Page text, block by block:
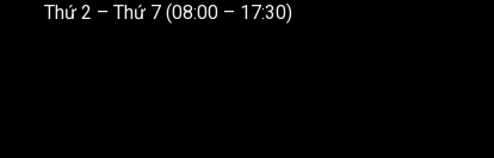
Thứ 2 – Thứ 7 (08:00 – 17:30)